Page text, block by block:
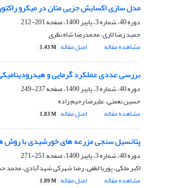
مدل سازی اکسایش جزیی متان در میکرو
دوره 40، شماره 3، پاییز 1400، صفحه
201-212
حمید رضا لاری، محمدرضا شاه نظری
مشاهده مقاله
اصل مقاله 1.43 M
بررسی عددی عملکرد گرمایی و
دوره 40، شماره 3، پاییز 1400، صفحه
237-249
حسین نعمتی، علیرضا رحیم زاده
مشاهده مقاله
اصل مقاله 1.83 M
پتانسیل سنجی مزرعه های خورشیدی با روش
دوره 40، شماره 3، پاییز 1400، صفحه
251-271
اکبر ملکی، پوریا لطفی، رضا شهرکی شهدآبادی،
مشاهده مقاله
اصل مقاله 1.89 M